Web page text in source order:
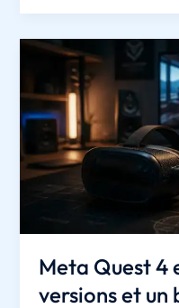
et
compatibilité,
choix
d’un
refroidisseur
PC
gamer
Meta Quest 4
versions et